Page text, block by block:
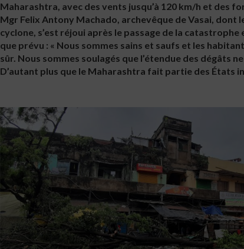
Maharashtra, avec des vents jusqu’à 120 km/h et des
Mgr Felix Antony Machado, archevêque de Vasai,
cyclone, s’est réjoui après le passage de la
que prévu : « Nous sommes sains et saufs et les
sûr. Nous sommes soulagés que l’étendue des dégâts
D’autant plus que le Maharashtra fait partie des États